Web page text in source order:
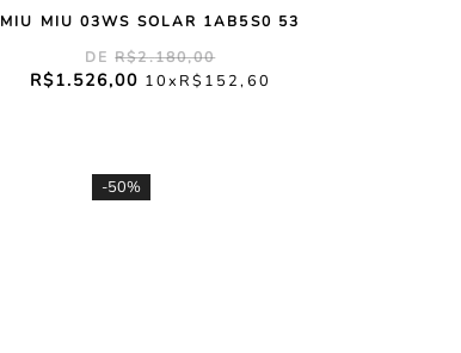
MIU MIU 03WS SOLAR 1AB5S0 53
R$2.180,00
R$1.526,00 10 R$ 152,60
-50%